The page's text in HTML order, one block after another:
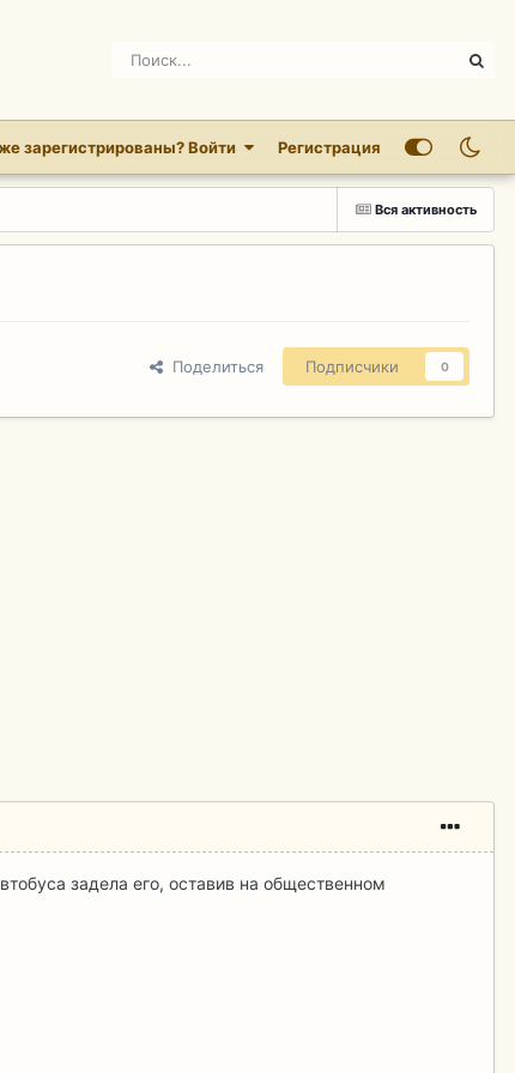
зарегистрированы? Войти Регистрация
Вся активность
Поделиться Подписчики 0
задела его, оставив на общественном